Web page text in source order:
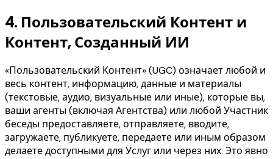
4. Пользовательский Контент и
Контент, Созданный ИИ
«Пользовательский Контент» (UGC) означает любой и
весь контент, информацию, данные и материалы
(текстовые, аудио, визуальные или иные), которые вы,
ваши агенты (включая Агентства) или любой Участник
беседы предоставляете, отправляете, вводите,
загружаете, публикуете, передаете или иным образом
делаете доступными для Услуг или через них. Это явно